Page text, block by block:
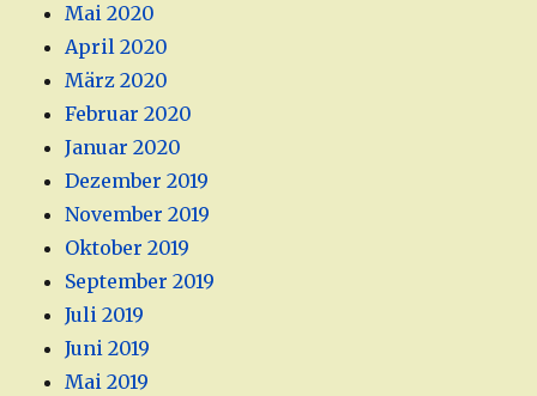
Mai 2020
April 2020
März 2020
Februar 2020
Januar 2020
Dezember 2019
November 2019
Oktober 2019
September 2019
Juli 2019
Juni 2019
Mai 2019